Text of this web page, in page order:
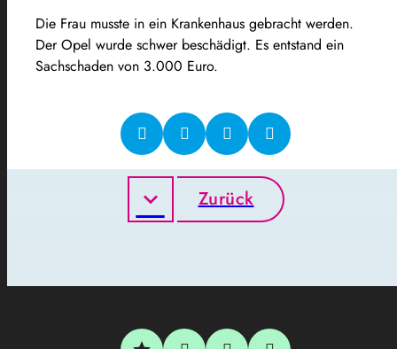
Die Frau musste in ein Krankenhaus gebracht werden.
Der Opel wurde schwer beschädigt. Es entstand ein
Sachschaden von 3.000 Euro.
Zurück